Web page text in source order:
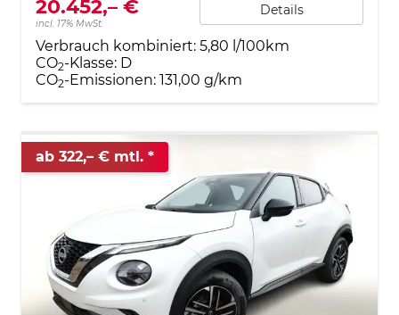
20.452,– €
incl. 17% MwSt.
Details
Verbrauch kombiniert: 5,80 l/100km
CO2-Klasse: D
CO2-Emissionen: 131,00 g/km
ab 322,– € mtl.